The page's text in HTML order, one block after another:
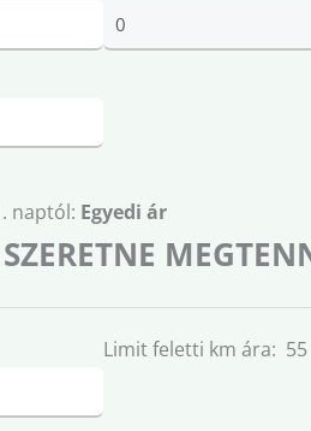
naptól: Egyedi ár
Limit feletti km ára: